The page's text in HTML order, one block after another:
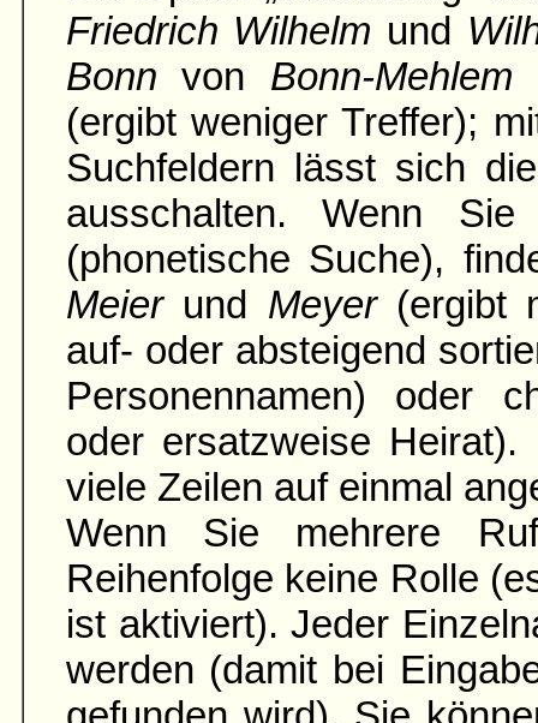
Friedrich Wilhelm und
Bonn von Bonn-Mehlem
(ergibt weniger Treffer);
Suchfeldern lässt sich
ausschalten. Wenn Sie
(phonetische Suche),
Meierund Meyer(ergibt
auf- oder absteigend
Personennamen) oder
oder ersatzweise
viele Zeilen auf einmal
Wenn Sie mehrere
Reihenfolge keine Rolle
ist aktiviert). Jeder
werden (damit bei